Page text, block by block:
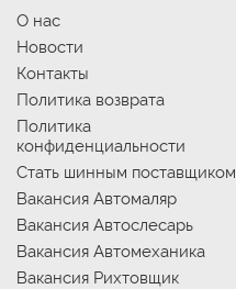
О нас
Новости
Контакты
Политика возврата
Политика
конфиденциальности
Стать шинным поставщиком
Вакансия Автомаляр
Вакансия Автослесарь
Вакансия Автомеханика
Вакансия Рихтовщик